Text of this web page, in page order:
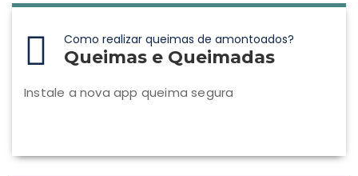
Como realizar queimas de amontoados?
Queimas e Queimadas
Instale a nova app queima segura